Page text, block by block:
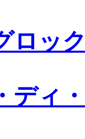
ロッ
ディ